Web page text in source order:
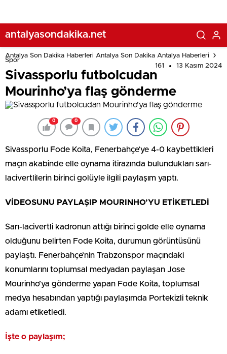
antalyasondakika.net
Antalya Son Dakika Haberleri Antalya Son Dakika Antalya Haberleri
Spor
161
13 Kasım 2024
Sivassporlu futbolcudan
Mourinho’ya flaş gönderme
0 0
Sivassporlu Fode Koita, Fenerbahçe’ye 4-0 kaybettikleri
maçın akabinde elle oynama itirazında bulundukları sarı-
lacivertlilerin birinci golüyle ilgili paylaşım yaptı.
VİDEOSUNU PAYLAŞIP MOURINHO’YU ETİKETLEDİ
Sarı-lacivertli kadronun attığı birinci golde elle oynama
olduğunu belirten Fode Koita, durumun görüntüsünü
paylaştı. Fenerbahçe’nin Trabzonspor maçındaki
konumlarını toplumsal medyadan paylaşan Jose
Mourinho’ya gönderme yapan Fode Koita, toplumsal
medya hesabından yaptığı paylaşımda Portekizli teknik
adamı etiketledi.
İşte o paylaşım;